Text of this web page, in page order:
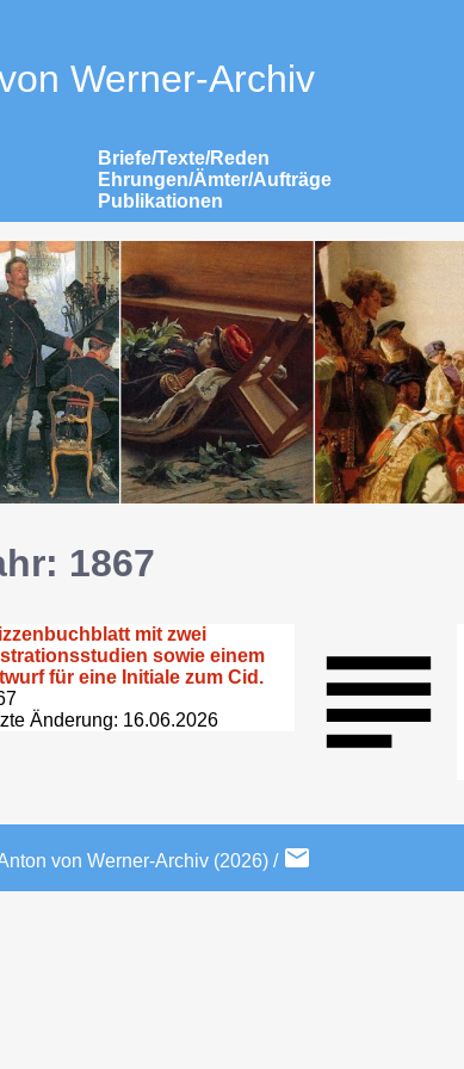
Werner-Archiv
Briefe/Texte/Reden
Ehrungen/Ämter/Aufträge
Publikationen
1867
mit zwei
sowie einem
für eine Initiale zum Cid.
Änderung: 16.06.2026
von Werner-Archiv (2026) /